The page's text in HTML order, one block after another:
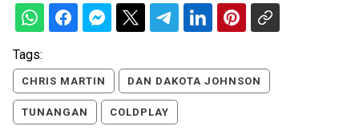
Tags:
CHRIS MARTIN DAN DAKOTA JOHNSON
TUNANGAN COLDPLAY